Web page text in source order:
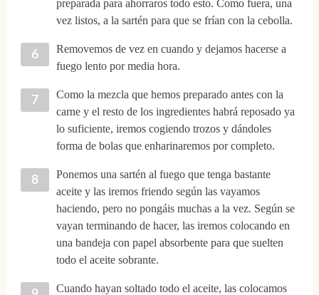
preparada para ahorraros todo esto. Como fuera, una
vez listos, a la sartén para que se frían con la cebolla.
Removemos de vez en cuando y dejamos hacerse a
fuego lento por media hora.
Como la mezcla que hemos preparado antes con la
carne y el resto de los ingredientes habrá reposado ya
lo suficiente, iremos cogiendo trozos y dándoles
forma de bolas que enharinaremos por completo.
Ponemos una sartén al fuego que tenga bastante
aceite y las iremos friendo según las vayamos
haciendo, pero no pongáis muchas a la vez. Según se
vayan terminando de hacer, las iremos colocando en
una bandeja con papel absorbente para que suelten
todo el aceite sobrante.
Cuando hayan soltado todo el aceite, las colocamos